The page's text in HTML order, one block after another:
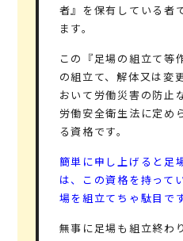
者』を保有している者
ます。
この『足場の組立て等
の組立て、解体又は変
おいて労働災害の防止
労働安全衛生法に定め
る資格です。
簡単に申し上げると足
は、この資格を持って
場を組立てちゃ駄目で
無事に足場も組立終わ